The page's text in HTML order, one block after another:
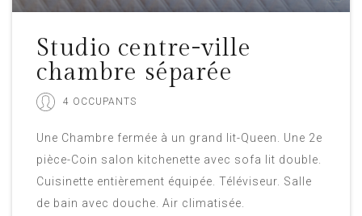
Studio centre-ville
chambre séparée
4 OCCUPANTS
Une Chambre fermée à un grand lit-Queen. Une 2e
pièce-Coin salon kitchenette avec sofa lit double.
Cuisinette entièrement équipée. Téléviseur. Salle
de bain avec douche. Air climatisée.